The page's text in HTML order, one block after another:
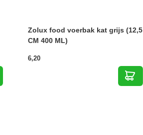
Zolux food voerbak kat grijs (12,5
CM 400 ML)
6,20